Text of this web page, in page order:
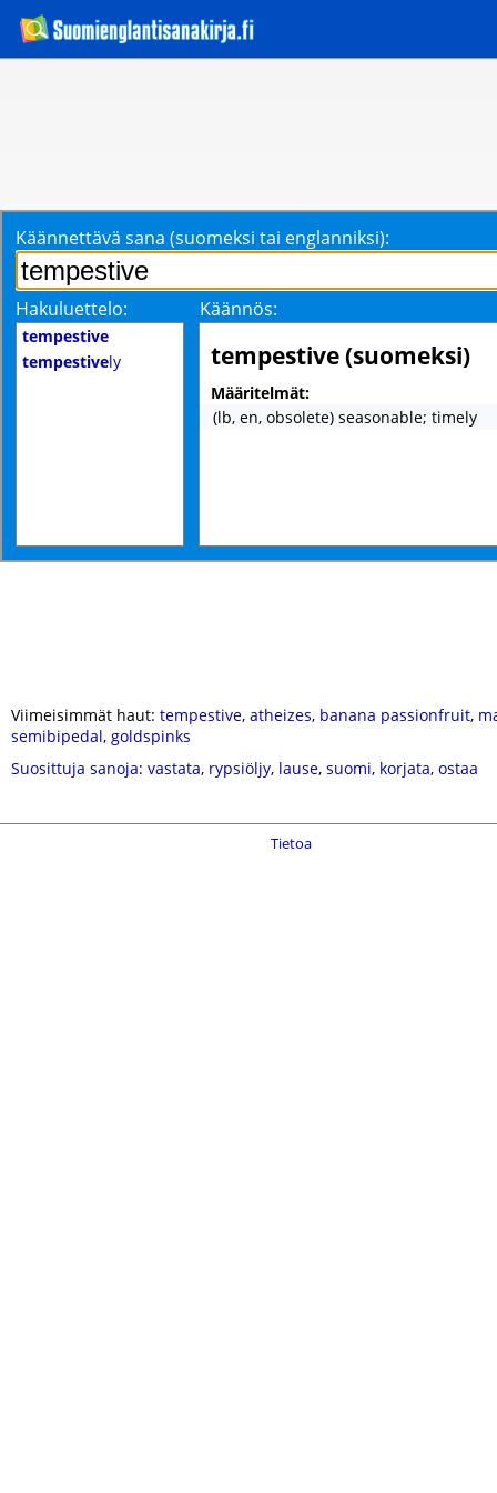
Käännettävä sana (suomeksi tai englanniksi):
Hakuluettelo: Käännös:
tempestive
tempestively tempestive (suomeksi)
Määritelmät:
(lb, en, obsolete) seasonable; timely
Viimeisimmät haut: tempestive, atheizes, banana passionfruit,
semibipedal, goldspinks
Suosittuja sanoja: vastata, rypsiöljy, lause, suomi, korjata, ostaa
Tietoa